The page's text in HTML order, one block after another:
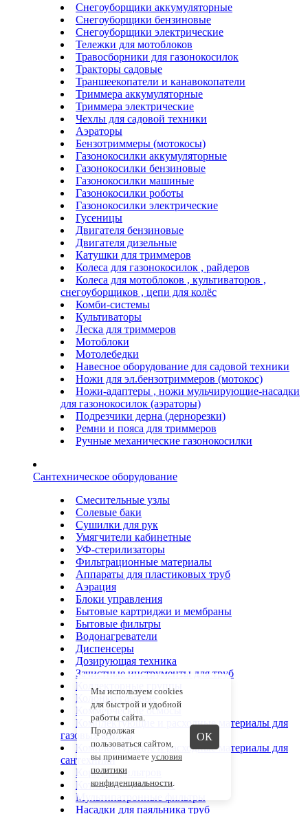
Снегоуборщики аккумуляторные
Снегоуборщики бензиновые
Снегоуборщики электрические
Тележки для мотоблоков
Травосборники для газонокосилок
Тракторы садовые
Траншеекопатели и канавокопатели
Триммера аккумуляторные
Триммера электрические
Чехлы для садовой техники
Аэраторы
Бензотриммеры (мотокосы)
Газонокосилки аккумуляторные
Газонокосилки бензиновые
Газонокосилки машиные
Газонокосилки роботы
Газонокосилки электрические
Гусеницы
Двигателя бензиновые
Двигателя дизельные
Катушки для триммеров
Колеса для газонокосилок , райдеров
Колеса для мотоблоков , культиваторов ,
снегоуборщиков , цепи для колёс
Комби-системы
Культиваторы
Леска для триммеров
Мотоблоки
Мотолебедки
Навесное оборудование для садовой техники
Ножи для эл.бензотриммеров (мотокос)
Ножи-адаптеры , ножи мульчирующие-насадки
для газонокосилок (аэраторы)
Подрезчики дерна (дернорезки)
Ремни и пояса для триммеров
Ручные механические газонокосилки
Сантехническое оборудование
Смесительные узлы
Солевые баки
Сушилки для рук
Умягчители кабинетные
УФ-стерилизаторы
Фильтрационные материалы
Аппараты для пластиковых труб
Аэрация
Блоки управления
Бытовые картриджи и мембраны
Бытовые фильтры
Водонагреватели
Диспенсеры
Дозирующая техника
Зачистные инструменты для труб
Коллекторные группы
Колонки газовые
Коммерческие осмосы
Комплектующие и расходные материалы для
газовых котлов
Комплектующие и расходные материалы для
сантехники
Корпуса фильтров
Котлы отопительные
Мультипатронные фильтры
Насадки для паяльника труб
Мы используем cookies
для быстрой и удобной
работы сайта.
Продолжая
пользоваться сайтом,
вы принимаете условия
политики
конфиденциальности.
ОК